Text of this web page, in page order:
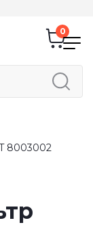
8003002